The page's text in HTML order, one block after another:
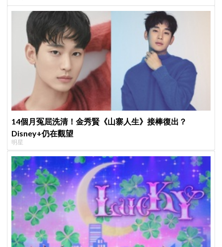
14個月冤屈洗清！金秀賢《山寨人生》接棒復出？
Disney+仍在觀望
明星